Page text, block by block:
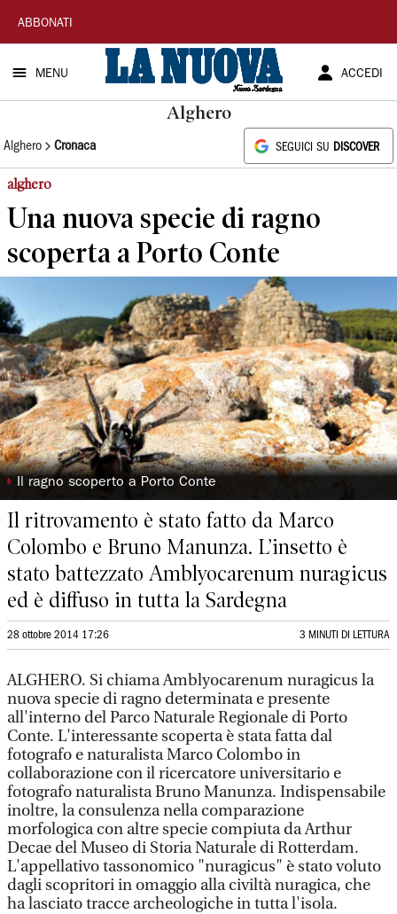
La
Nuova
Sardegna
ABBONATI
MENU ACCEDI
Alghero
Alghero Cronaca SEGUICI SU DISCOVER
alghero
Una nuova specie di ragno
scoperta a Porto Conte
◗ Il ragno scoperto a Porto Conte
Il ritrovamento è stato fatto da Marco
Colombo e Bruno Manunza. L’insetto è
stato battezzato Amblyocarenum nuragicus
ed è diffuso in tutta la Sardegna
28 ottobre 2014 17:26 3 MINUTI DI LETTURA
ALGHERO. Si chiama Amblyocarenum nuragicus la
nuova specie di ragno determinata e presente
all'interno del Parco Naturale Regionale di Porto
Conte. L'interessante scoperta è stata fatta dal
fotografo e naturalista Marco Colombo in
collaborazione con il ricercatore universitario e
fotografo naturalista Bruno Manunza. Indispensabile
inoltre, la consulenza nella comparazione
morfologica con altre specie compiuta da Arthur
Decae del Museo di Storia Naturale di Rotterdam.
L'appellativo tassonomico "nuragicus" è stato voluto
dagli scopritori in omaggio alla civiltà nuragica, che
ha lasciato tracce archeologiche in tutta l'isola.